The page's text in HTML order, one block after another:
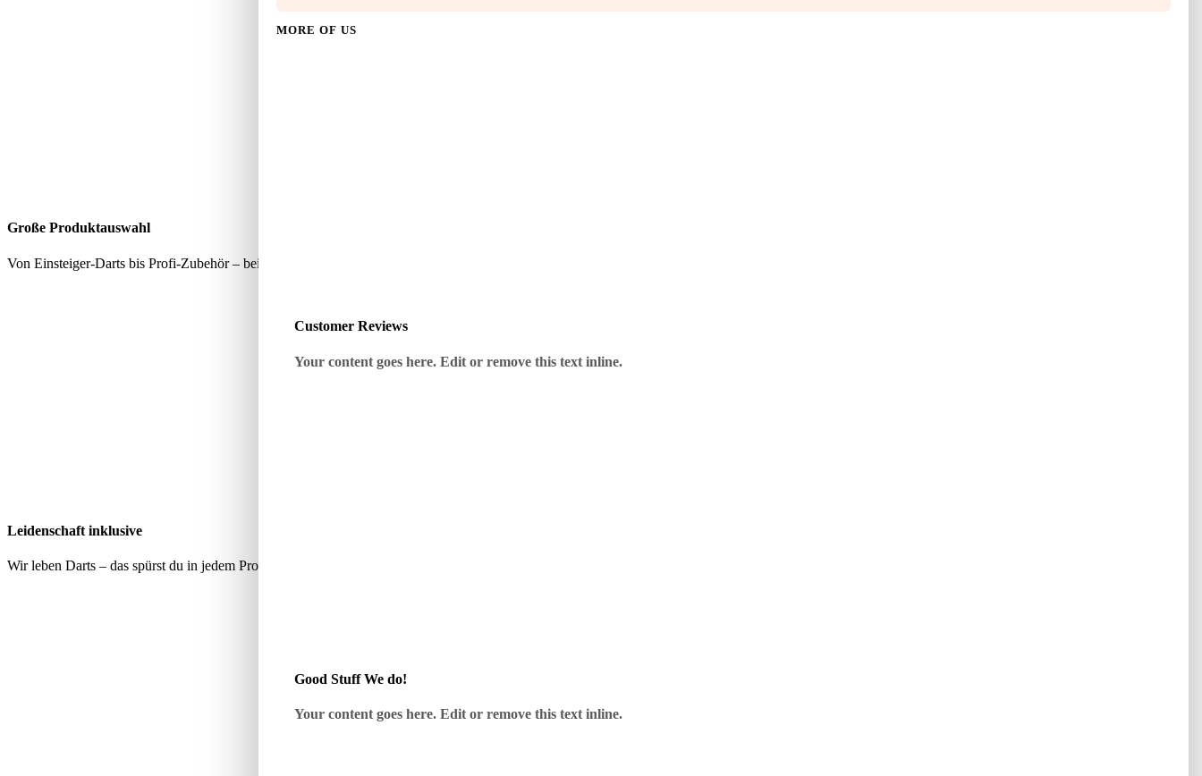
MORE OF US
Customer Reviews
Your content goes here. Edit or remove this text inline.
Good Stuff We do!
Your content goes here. Edit or remove this text inline.
Große Produktauswahl
Von Einsteiger-Darts bis Profi-Zubehör – bei uns findest du alles, was das Dart-Herz begehrt.
Leidenschaft inklusive
Wir leben Darts – das spürst du in jedem Produkt, jeder Empfehlung und unserem Service.